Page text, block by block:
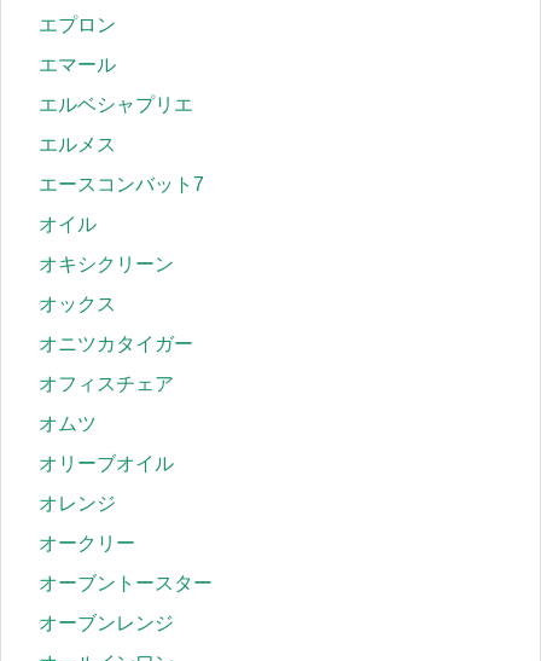
エプロン
エマール
エルベシャプリエ
エルメス
エースコンバット7
オイル
オキシクリーン
オックス
オニツカタイガー
オフィスチェア
オムツ
オリーブオイル
オレンジ
オークリー
オーブントースター
オーブンレンジ